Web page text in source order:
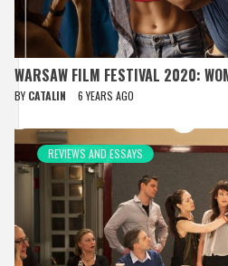
WARSAW FILM FESTIVAL 2020:
BY CATALIN 6 YEARS AGO
REVIEWS AND ESSAYS